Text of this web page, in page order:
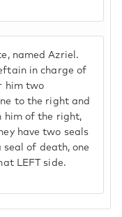
named Azriel.
in charge of
him two
to the right and
him of the right,
have two seals
of death, one
LEFT side.